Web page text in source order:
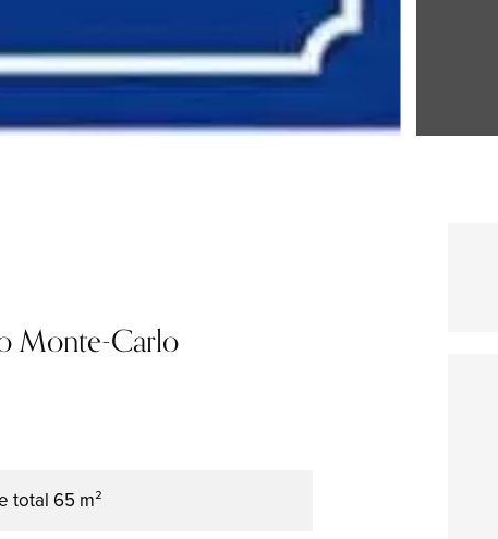
Monte-Carlo
total65 m²